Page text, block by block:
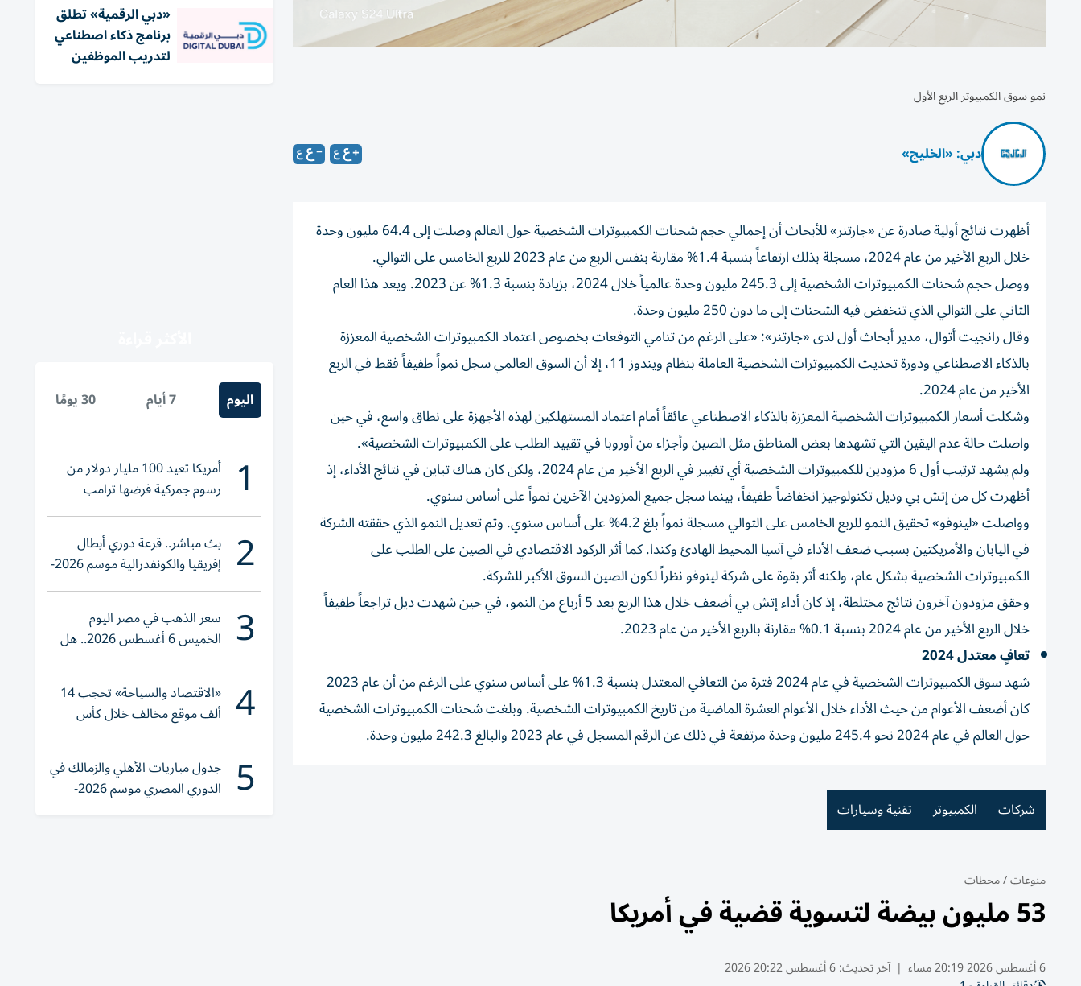
نمو سوق الكمبيوتر الربع الأول
دبي: «الخليج»
أظهرت نتائج أولية صادرة عن «جارتنر» للأبحاث أن إجمالي حجم شحنات الكمبيوترات الشخصية حول العالم وصلت إلى 64.4 مليون وحدة
خلال الربع الأخير من عام 2024، مسجلة بذلك ارتفاعاً بنسبة 1.4% مقارنة بنفس الربع من عام 2023 للربع الخامس على التوالي.
ووصل حجم شحنات الكمبيوترات الشخصية إلى 245.3 مليون وحدة عالمياً خلال 2024، بزيادة بنسبة 1.3% عن 2023. ويعد هذا العام
الثاني على التوالي الذي تنخفض فيه الشحنات إلى ما دون 250 مليون وحدة.
وقال رانجيت أتوال، مدير أبحاث أول لدى «جارتنر»: «على الرغم من تنامي التوقعات بخصوص اعتماد الكمبيوترات الشخصية المعززة
بالذكاء الاصطناعي ودورة تحديث الكمبيوترات الشخصية العاملة بنظام ويندوز 11، إلا أن السوق العالمي سجل نمواً طفيفاً فقط في الربع
الأخير من عام 2024.
وشكلت أسعار الكمبيوترات الشخصية المعززة بالذكاء الاصطناعي عائقاً أمام اعتماد المستهلكين لهذه الأجهزة على نطاق واسع، في حين
واصلت حالة عدم اليقين التي تشهدها بعض المناطق مثل الصين وأجزاء من أوروبا في تقييد الطلب على الكمبيوترات الشخصية».
ولم يشهد ترتيب أول 6 مزودين للكمبيوترات الشخصية أي تغيير في الربع الأخير من عام 2024، ولكن كان هناك تباين في نتائج الأداء، إذ
أظهرت كل من إتش بي وديل تكنولوجيز انخفاضاً طفيفاً، بينما سجل جميع المزودين الآخرين نمواً على أساس سنوي.
وواصلت «لينوفو» تحقيق النمو للربع الخامس على التوالي مسجلة نمواً بلغ 4.2% على أساس سنوي. وتم تعديل النمو الذي حققته الشركة
في اليابان والأمريكتين بسبب ضعف الأداء في آسيا المحيط الهادئ وكندا. كما أثر الركود الاقتصادي في الصين على الطلب على
الكمبيوترات الشخصية بشكل عام، ولكنه أثر بقوة على شركة لينوفو نظراً لكون الصين السوق الأكبر للشركة.
وحقق مزودون آخرون نتائج مختلطة، إذ كان أداء إتش بي أضعف خلال هذا الربع بعد 5 أرباع من النمو، في حين شهدت ديل تراجعاً طفيفاً
خلال الربع الأخير من عام 2024 بنسبة 0.1% مقارنة بالربع الأخير من عام 2023.
تعافٍ معتدل 2024
شهد سوق الكمبيوترات الشخصية في عام 2024 فترة من التعافي المعتدل بنسبة 1.3% على أساس سنوي على الرغم من أن عام 2023
كان أضعف الأعوام من حيث الأداء خلال الأعوام العشرة الماضية من تاريخ الكمبيوترات الشخصية. وبلغت شحنات الكمبيوترات الشخصية
حول العالم في عام 2024 نحو 245.4 مليون وحدة مرتفعة في ذلك عن الرقم المسجل في عام 2023 والبالغ 242.3 مليون وحدة.
شركات الكمبيوتر تقنية وسيارات
منوعات/محطات
53 مليون بيضة لتسوية قضية في أمريكا
6 أغسطس 2026 20:19 مساء | آخر تحديث:6 أغسطس 20:22 2026
«دبي الرقمية» تطلق
برنامج ذكاء اصطناعي
لتدريب الموظفين
اليوم 7 أيام 30 يومًا
1 أمريكا تعيد 100 مليار دولار من
رسوم جمركية فرضها ترامب
2 بث مباشر.. قرعة دوري أبطال
إفريقيا والكونفدرالية موسم 2026-
2027
3 سعر الذهب في مصر اليوم
الخميس 6 أغسطس 2026.. هل
تنوي الشراء؟
4 «الاقتصاد والسياحة» تحجب 14
ألف موقع مخالف خلال كأس
العالم 2026
5 جدول مباريات الأهلي والزمالك في
الدوري المصري موسم 2026-